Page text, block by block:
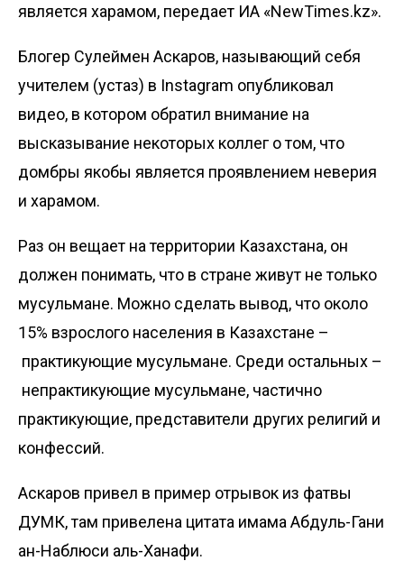
является харамом, передает ИА «NewTimes.kz».
Блогер Сулеймен Аскаров, называющий себя
учителем (устаз) в Instagram опубликовал
видео, в котором обратил внимание на
высказывание некоторых коллег о том, что
домбры якобы является проявлением неверия
и харамом.
Раз он вещает на территории Казахстана, он
должен понимать, что в стране живут не только
мусульмане. Можно сделать вывод, что около
15% взрослого населения в Казахстане –
практикующие мусульмане. Среди остальных –
непрактикующие мусульмане, частично
практикующие, представители других религий и
конфессий.
Аскаров привел в пример отрывок из фатвы
ДУМК, там привелена цитата имама Абдуль-Гани
ан-Наблюси аль-Ханафи.